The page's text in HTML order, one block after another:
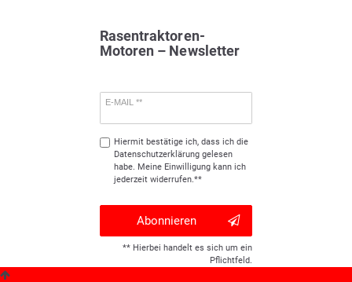
Rasentraktoren-
Motoren – Newsletter
E-MAIL **
Hiermit bestätige ich, dass ich die
Daten­schutz­erklärunggelesen
habe. Meine Einwilligung kann ich
jederzeit widerrufen.**
Abonnieren
** Hierbei handelt es sich um ein
Pflichtfeld.